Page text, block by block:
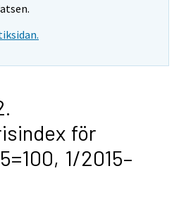
för
1/2015–